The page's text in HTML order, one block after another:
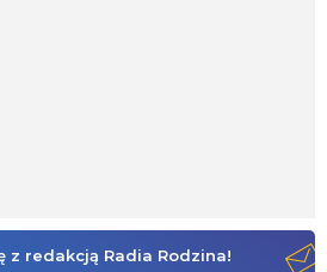
z redakcją Radia Rodzina!